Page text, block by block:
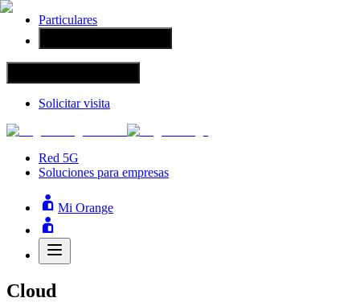
Particulares
Solicitar visita
Red 5G
Soluciones para empresas
Mi Orange
Cloud